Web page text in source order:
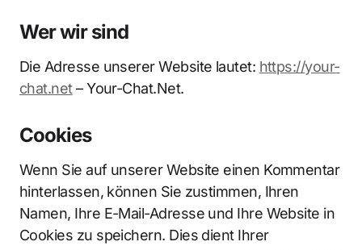
Wer wir sind
Die Adresse unserer Website lautet: https://your-
chat.net– Your-Chat.Net.
Cookies
Wenn Sie auf unserer Website einen Kommentar
hinterlassen, können Sie zustimmen, Ihren
Namen, Ihre E-Mail-Adresse und Ihre Website in
Cookies zu speichern. Dies dient Ihrer